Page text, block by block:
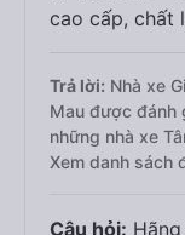
cao cấp, chất
Trả lời: Nhà xe
Mau được đánh
những nhà xe
Xem danh sách
Câu hỏi: